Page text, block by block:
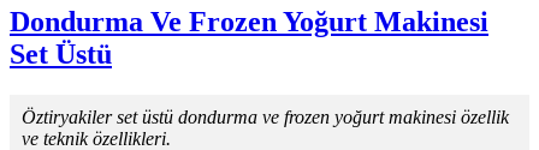
Dondurma Ve Frozen Yoğurt Makinesi
Set Üstü
Öztiryakiler set üstü dondurma ve frozen yoğurt makinesi özellik
ve teknik özellikleri.